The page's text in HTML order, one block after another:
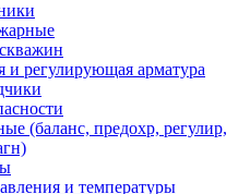
и регулирующая арматура
(баланс, предохр, регулир,
и температуры